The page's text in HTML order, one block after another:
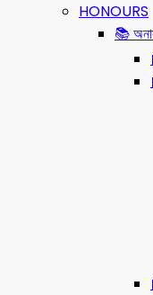
HONOURS
📚